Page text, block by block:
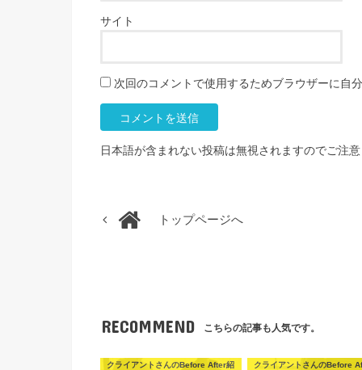
サイト
次回のコメントで使用するためブラウザーに自
日本語が含まれない投稿は無視されますのでご注
トップページへ
RECOMMEND こちらの記事も人気です。
クライアントさんのBefore After紹
クライアントさんのBefore